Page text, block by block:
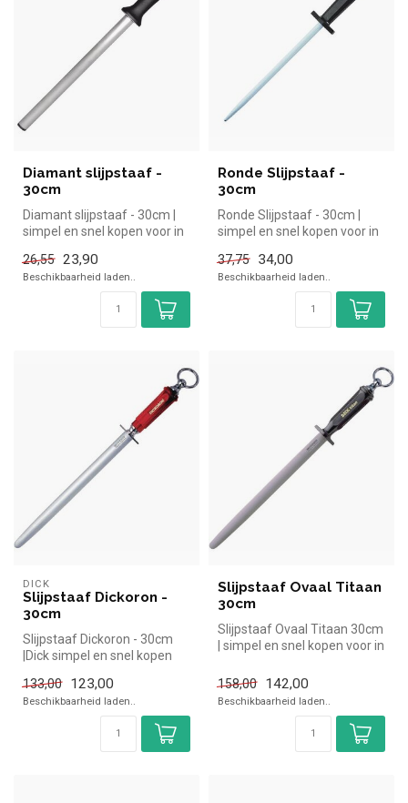
Diamant slijpstaaf -
30cm
Diamant slijpstaaf - 30cm |
simpel en snel kopen voor in
26,55 23,90
Beschikbaarheid laden..
Ronde Slijpstaaf -
30cm
Ronde Slijpstaaf - 30cm |
simpel en snel kopen voor in
37,75
34,00
Beschikbaarheid laden..
DICK
Slijpstaaf Dickoron -
30cm
Slijpstaaf Dickoron - 30cm
|Dick simpel en snel kopen
133,00
123,00
Beschikbaarheid laden..
Slijpstaaf Ovaal Titaan
30cm
Slijpstaaf Ovaal Titaan 30cm
| simpel en snel kopen voor in
158,00
142,00
Beschikbaarheid laden..